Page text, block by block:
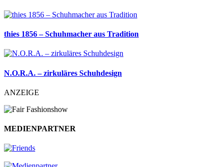
thies 1856 – Schuhmacher aus Tradition
N.O.R.A. – zirkuläres Schuhdesign
ANZEIGE
MEDIENPARTNER